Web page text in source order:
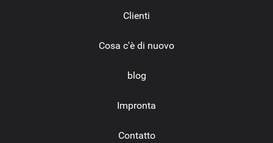
Clienti
Cosa c'è di nuovo
blog
Impronta
Contatto